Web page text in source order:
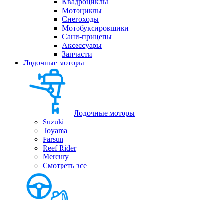
Квадроциклы
Мотоциклы
Снегоходы
Мотобуксировщики
Сани-прицепы
Аксессуары
Запчасти
Лодочные моторы
Лодочные моторы
Suzuki
Toyama
Parsun
Reef Rider
Mercury
Смотреть все